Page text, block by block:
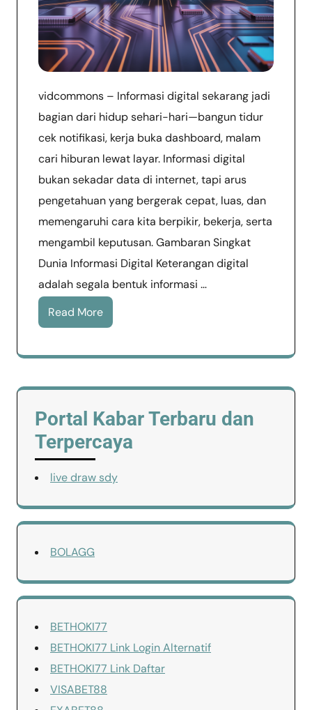
vidcommons – Informasi digital sekarang jadi
bagian dari hidup sehari-hari—bangun tidur
cek notifikasi, kerja buka dashboard, malam
cari hiburan lewat layar. Informasi digital
bukan sekadar data di internet, tapi arus
pengetahuan yang bergerak cepat, luas, dan
memengaruhi cara kita berpikir, bekerja, serta
mengambil keputusan. Gambaran Singkat
Dunia Informasi Digital Keterangan digital
adalah segala bentuk informasi …
Read More
Portal Kabar Terbaru dan
Terpercaya
live draw sdy
BOLAGG
BETHOKI77
BETHOKI77 Link Login Alternatif
BETHOKI77 Link Daftar
VISABET88